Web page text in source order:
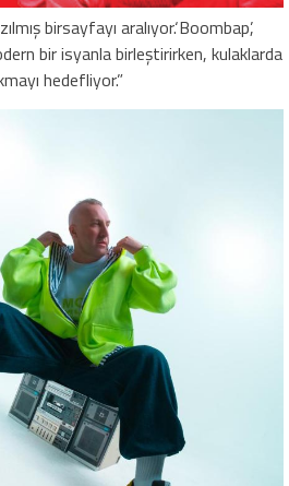
birsayfayı aralıyor.‘Boombap’,
bir isyanla birleştirirken, kulaklarda
hedefliyor.”